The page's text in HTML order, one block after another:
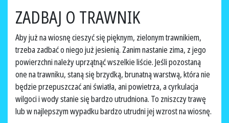
ZADBAJ O TRAWNIK
Aby już na wiosnę cieszyć się pięknym, zielonym trawnikiem,
trzeba zadbać o niego już jesienią. Zanim nastanie zima, z jego
powierzchni należy uprzątnąć wszelkie liście. Jeśli pozostaną
one na trawniku, staną się brzydką, brunatną warstwą, która nie
będzie przepuszczać ani światła, ani powietrza, a cyrkulacja
wilgoci i wody stanie się bardzo utrudniona. To zniszczy trawę
lub w najlepszym wypadku bardzo utrudni jej wzrost na wiosnę.